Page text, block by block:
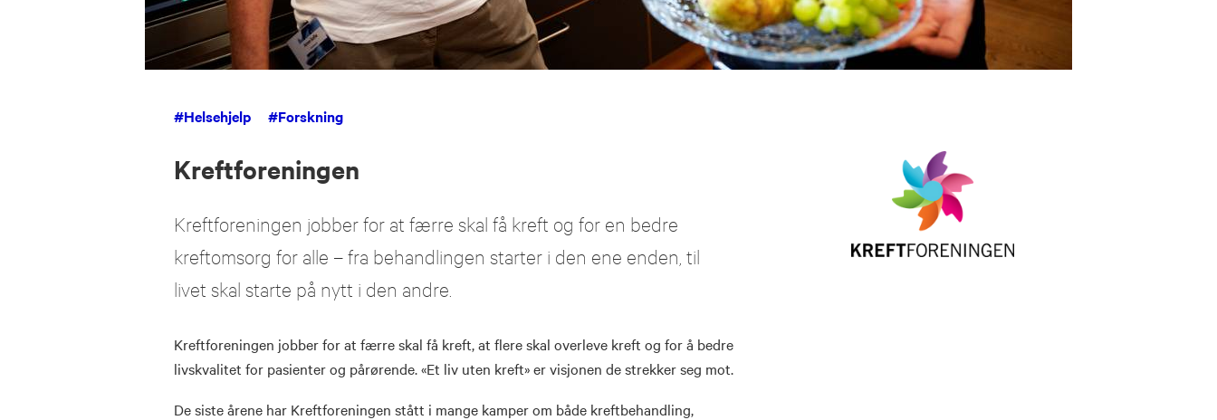
#Helsehjelp #Forskning
Kreftforeningen
Kreftforeningen jobber for at færre skal få kreft og for en bedre
kreftomsorg for alle – fra behandlingen starter i den ene enden, til
livet skal starte på nytt i den andre.
Kreftforeningen jobber for at færre skal få kreft, at flere skal overleve kreft og for å bedre
livskvalitet for pasienter og pårørende. «Et liv uten kreft» er visjonen de strekker seg mot.
De siste årene har Kreftforeningen stått i mange kamper om både kreftbehandling,